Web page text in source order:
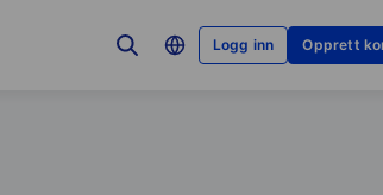
Logg inn Opprett